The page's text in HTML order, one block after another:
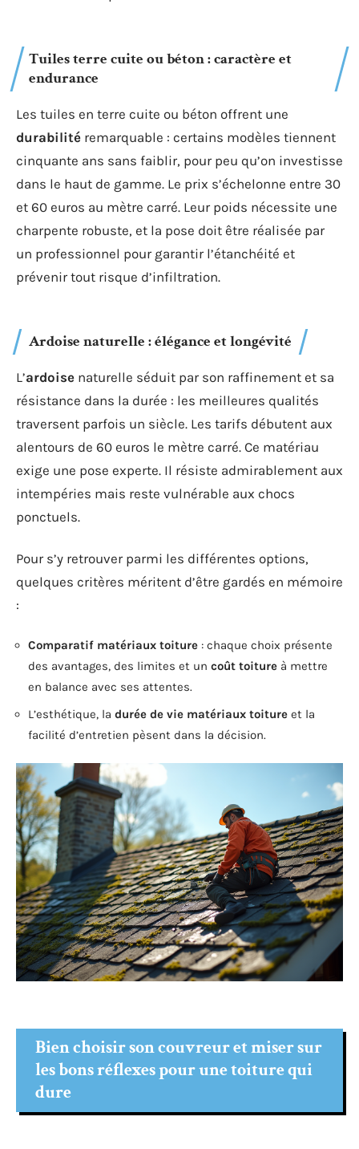
Tuiles terre cuite ou béton : caractère et
endurance
Les tuiles en terre cuite ou béton offrent une
durabilité remarquable : certains modèles tiennent
cinquante ans sans faiblir, pour peu qu’on investisse
dans le haut de gamme. Le prix s’échelonne entre 30
et 60 euros au mètre carré. Leur poids nécessite une
charpente robuste, et la pose doit être réalisée par
un professionnel pour garantir l’étanchéité et
prévenir tout risque d’infiltration.
Ardoise naturelle : élégance et longévité
L’ardoise naturelle séduit par son raffinement et sa
résistance dans la durée : les meilleures qualités
traversent parfois un siècle. Les tarifs débutent aux
alentours de 60 euros le mètre carré. Ce matériau
exige une pose experte. Il résiste admirablement aux
intempéries mais reste vulnérable aux chocs
ponctuels.
Pour s’y retrouver parmi les différentes options,
quelques critères méritent d’être gardés en mémoire
:
Comparatif matériaux toiture : chaque choix présente
des avantages, des limites et un coût toiture à mettre
en balance avec ses attentes.
L’esthétique, la durée de vie matériaux toiture et la
facilité d’entretien pèsent dans la décision.
Bien choisir son couvreur et miser sur
les bons réflexes pour une toiture qui
dure